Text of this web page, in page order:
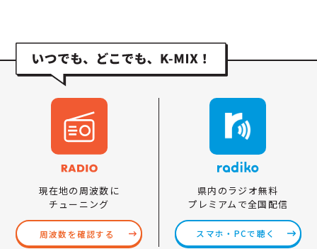
現在地の周波数に
チューニング
周波数を確認する
県内のラジオ無料
プレミアムで全国配信
スマホ・PCで聴く